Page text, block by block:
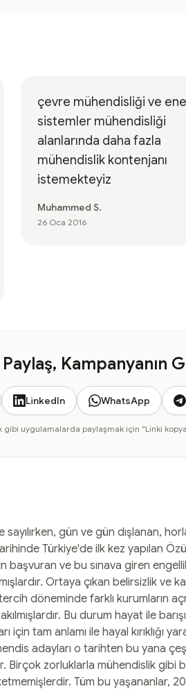
çevre mühendisliği ve
sistemler mühendisliği
alanlarında daha fazla
mühendislik kontenjanı
istemekteyiz
Muhammed S.
26 Oca 2016
Kampanyanın
LinkedIn WhatsApp
gibi uygulamalarda paylaşmak için "Linki
gün ve gün dışlanan,
Türkiye'de ilk kez yapılan
başvuran ve bu sınava giren
Ortaya çıkan belirsizlik ve
döneminde farklı kurumların
Bu durum hayat ile
tam anlamı ile hayal kırıklığı
adayları o tarihten bu yana
Birçok zorluklarla mühendislik gibi
Tüm bu yaşananlar,